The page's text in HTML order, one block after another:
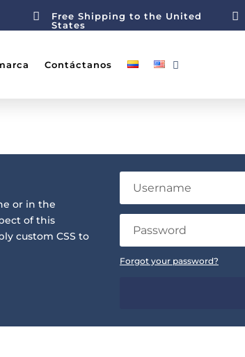

Free Shipping to the United
States

Contáctanos
or in the
of this
custom CSS to
Forgot your password?